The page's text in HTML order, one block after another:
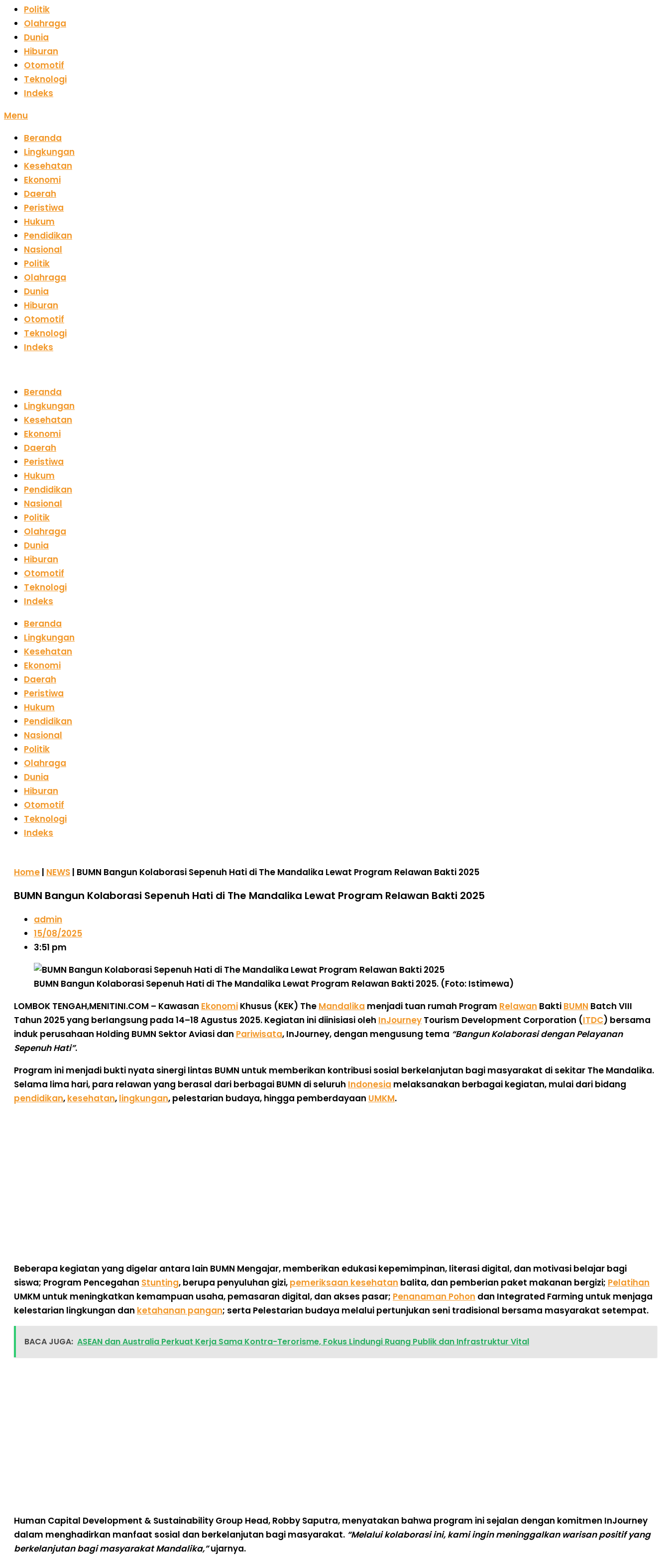
Politik
Olahraga
Dunia
Hiburan
Otomotif
Teknologi
Indeks
Menu
Beranda
Lingkungan
Kesehatan
Ekonomi
Daerah
Peristiwa
Hukum
Pendidikan
Nasional
Politik
Olahraga
Dunia
Hiburan
Otomotif
Teknologi
Indeks
Beranda
Lingkungan
Kesehatan
Ekonomi
Daerah
Peristiwa
Hukum
Pendidikan
Nasional
Politik
Olahraga
Dunia
Hiburan
Otomotif
Teknologi
Indeks
Beranda
Lingkungan
Kesehatan
Ekonomi
Daerah
Peristiwa
Hukum
Pendidikan
Nasional
Politik
Olahraga
Dunia
Hiburan
Otomotif
Teknologi
Indeks
Home | NEWS | BUMN Bangun Kolaborasi Sepenuh Hati di The Mandalika Lewat Program Relawan Bakti 2025
BUMN Bangun Kolaborasi Sepenuh Hati di The Mandalika Lewat Program Relawan Bakti 2025
admin
15/08/2025
3:51 pm
BUMN Bangun Kolaborasi Sepenuh Hati di The Mandalika Lewat Program Relawan Bakti 2025. (Foto: Istimewa)
LOMBOK TENGAH,MENITINI.COM – Kawasan Ekonomi Khusus (KEK) The Mandalika menjadi tuan rumah Program Relawan Bakti BUMN Batch VIII
Tahun 2025yang berlangsung pada 14–18 Agustus 2025. Kegiatan ini diinisiasi oleh InJourney Tourism Development Corporation (ITDC) bersama
induk perusahaan Holding BUMN Sektor Aviasi dan Pariwisata, InJourney, dengan mengusung tema “Bangun Kolaborasi dengan Pelayanan
Sepenuh Hati”.
Program ini menjadi bukti nyata sinergi lintas BUMN untuk memberikan kontribusi sosial berkelanjutan bagi masyarakat di sekitar The Mandalika.
Selama lima hari, para relawan yang berasal dari berbagai BUMN di seluruh Indonesia melaksanakan berbagai kegiatan, mulai dari bidang
pendidikan, kesehatan, lingkungan, pelestarian budaya, hingga pemberdayaan UMKM.
Beberapa kegiatan yang digelar antara lain BUMN Mengajar, memberikan edukasi kepemimpinan, literasi digital, dan motivasi belajar bagi
siswa; Program Pencegahan Stunting, berupa penyuluhan gizi, pemeriksaan kesehatan balita, dan pemberian paket makanan bergizi; Pelatihan
UMKM untuk meningkatkan kemampuan usaha, pemasaran digital, dan akses pasar; Penanaman Pohon dan Integrated Farming untuk menjaga
kelestarian lingkungan dan ketahanan pangan; serta Pelestarian budaya melalui pertunjukan seni tradisional bersama masyarakat setempat.
BACA JUGA: ASEAN dan Australia Perkuat Kerja Sama Kontra-Terorisme, Fokus Lindungi Ruang Publik dan Infrastruktur Vital
Human Capital Development & Sustainability Group Head, Robby Saputra, menyatakan bahwa program ini sejalan dengan komitmen InJourney
dalam menghadirkan manfaat sosial dan berkelanjutan bagi masyarakat. “Melalui kolaborasi ini, kami ingin meninggalkan warisan positif yang
berkelanjutan bagi masyarakat Mandalika,”ujarnya.